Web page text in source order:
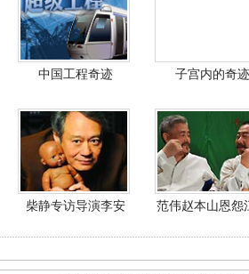
中国工程奇迹 子宫内的奇迹
柴静专访导演李安 范伟赵本山恩怨